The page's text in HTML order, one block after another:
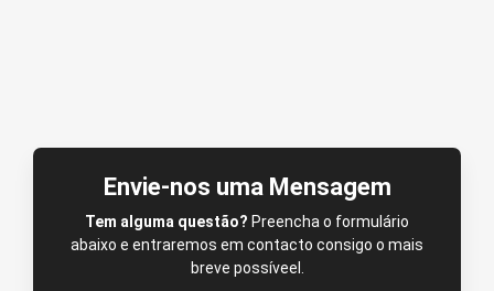
Envie-nos uma Mensagem
Tem alguma questão? Preencha o formulário
abaixo e entraremos em contacto consigo o mais
breve possíveel.